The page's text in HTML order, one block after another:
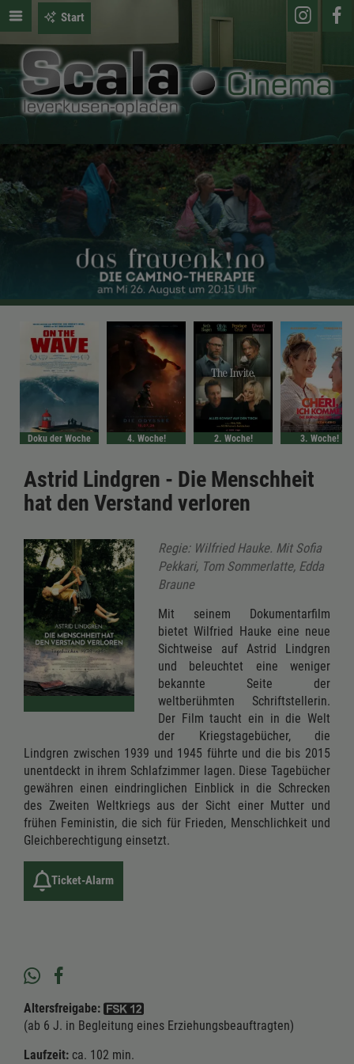
Start
Doku der Woche 4. Woche! 2. Woche! 3. Woche!
Astrid Lindgren - Die Menschheit
hat den Verstand verloren
Regie: Wilfried Hauke. Mit Sofia
Pekkari, Tom Sommerlatte, Edda
Braune
Mit seinem Dokumentarfilm
bietet Wilfried Hauke eine neue
Sichtweise auf Astrid Lindgren
und beleuchtet eine weniger
bekannte Seite der
weltberühmten Schriftstellerin.
Der Film taucht ein in die Welt
der Kriegstagebücher, die
Lindgren zwischen 1939 und 1945 führte und die bis 2015
unentdeckt in ihrem Schlafzimmer lagen. Diese Tagebücher
gewähren einen eindringlichen Einblick in die Schrecken
des Zweiten Weltkriegs aus der Sicht einer Mutter und
frühen Feministin, die sich für Frieden, Menschlichkeit und
Gleichberechtigung einsetzt.
Ticket-Alarm
Altersfreigabe:
(ab 6 J. in Begleitung eines Erziehungsbeauftragten)
Laufzeit: ca. 102 min.